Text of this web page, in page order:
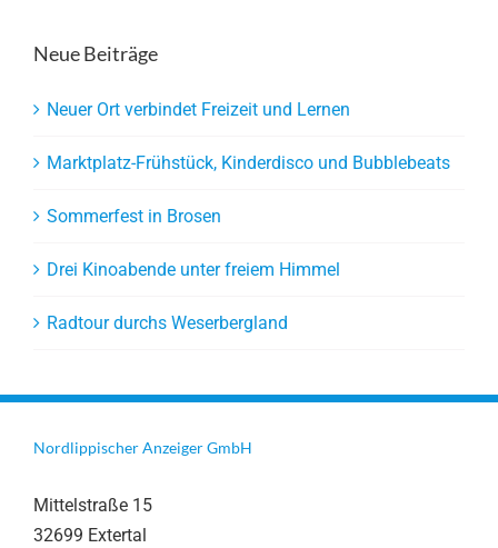
Neue Beiträge
Neuer Ort verbindet Freizeit und Lernen
Marktplatz-Frühstück, Kinderdisco und Bubblebeats
Sommerfest in Brosen
Drei Kinoabende unter freiem Himmel
Radtour durchs Weserbergland
Nordlippischer Anzeiger GmbH
Mittelstraße 15
32699 Extertal